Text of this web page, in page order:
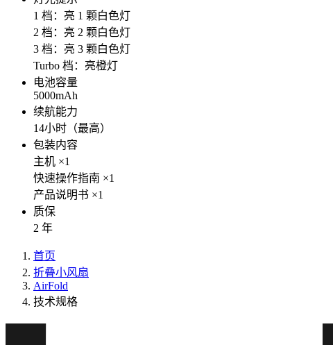
1 档：亮 1 颗白色灯
2 档：亮 2 颗白色灯
3 档：亮 3 颗白色灯
Turbo 档：亮橙灯
电池容量
5000mAh
续航能力
14小时（最高）
包装内容
主机 ×1
快速操作指南 ×1
产品说明书 ×1
质保
2 年
首页
折叠小风扇
AirFold
技术规格